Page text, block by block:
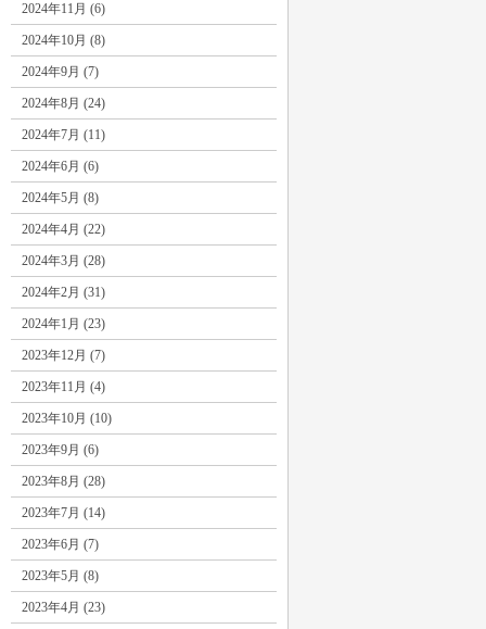
2024年11月 (6)
2024年10月 (8)
2024年9月 (7)
2024年8月 (24)
2024年7月 (11)
2024年6月 (6)
2024年5月 (8)
2024年4月 (22)
2024年3月 (28)
2024年2月 (31)
2024年1月 (23)
2023年12月 (7)
2023年11月 (4)
2023年10月 (10)
2023年9月 (6)
2023年8月 (28)
2023年7月 (14)
2023年6月 (7)
2023年5月 (8)
2023年4月 (23)